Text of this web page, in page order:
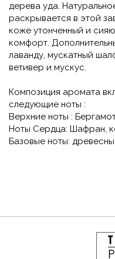
дерева уда.
раскрывается в этой
коже утонченный и
комфорт.
лаванду, мускатный
ветивер и мускус.
Композиция аромата
следующие ноты :
Верхние ноты :
Ноты Сердца: Шафран,
Базовые ноты: